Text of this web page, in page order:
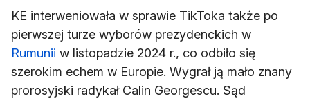
KE interweniowała w sprawie TikToka także po
pierwszej turze wyborów prezydenckich w
Rumunii w listopadzie 2024 r., co odbiło się
szerokim echem w Europie. Wygrał ją mało znany
prorosyjski radykał Calin Georgescu. Sąd